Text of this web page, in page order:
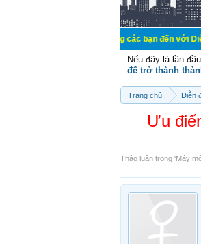
Chào mừng các bạn đến với Diễn đàn
Nếu đây là lần
để trở thành
Trang chủ Diễn
Ưu
Thảo luận trong 'Máy